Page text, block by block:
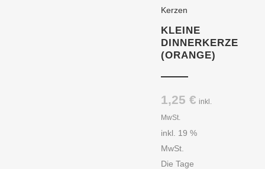
Kerzen
KLEINE
DINNERKERZE
(ORANGE)
1,25€ inkl.
MwSt.
inkl. 19 %
MwSt.
Die Tage